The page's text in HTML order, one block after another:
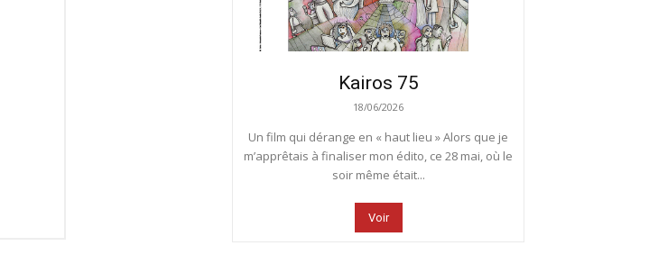
Kairos 75
18/06/2026
Un film qui dérange en « haut lieu » Alors que je
m’apprêtais à finaliser mon édito, ce 28 mai, où le
soir même était...
Voir